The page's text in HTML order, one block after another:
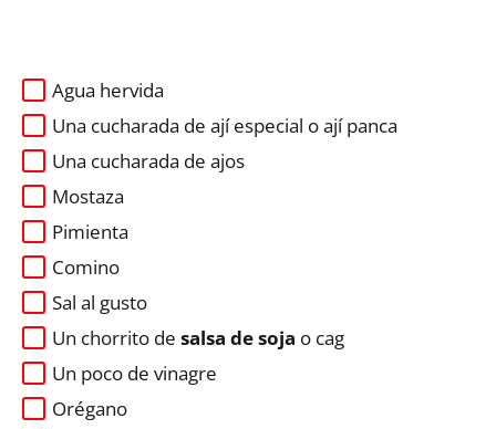
Agua hervida
Una cucharada de ají especial o ají panca
Una cucharada de ajos
Mostaza
Pimienta
Comino
Sal al gusto
Un chorrito de salsa de soja o cag
Un poco de vinagre
Orégano